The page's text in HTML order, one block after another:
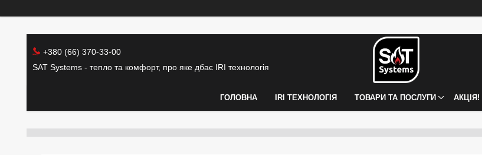
+380 (66) 370-33-00
SAT Systems - тепло та комфорт, про яке дбає IRI технологія
ГОЛОВНА IRI ТЕХНОЛОГІЯ ТОВАРИ ТА ПОСЛУГИ АКЦІЯ!